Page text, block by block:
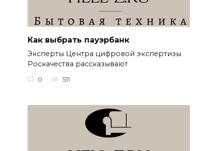
Как выбрать пауэрбанк
Эксперты Центра цифровой экспертизы
Роскачества рассказывают
0 511